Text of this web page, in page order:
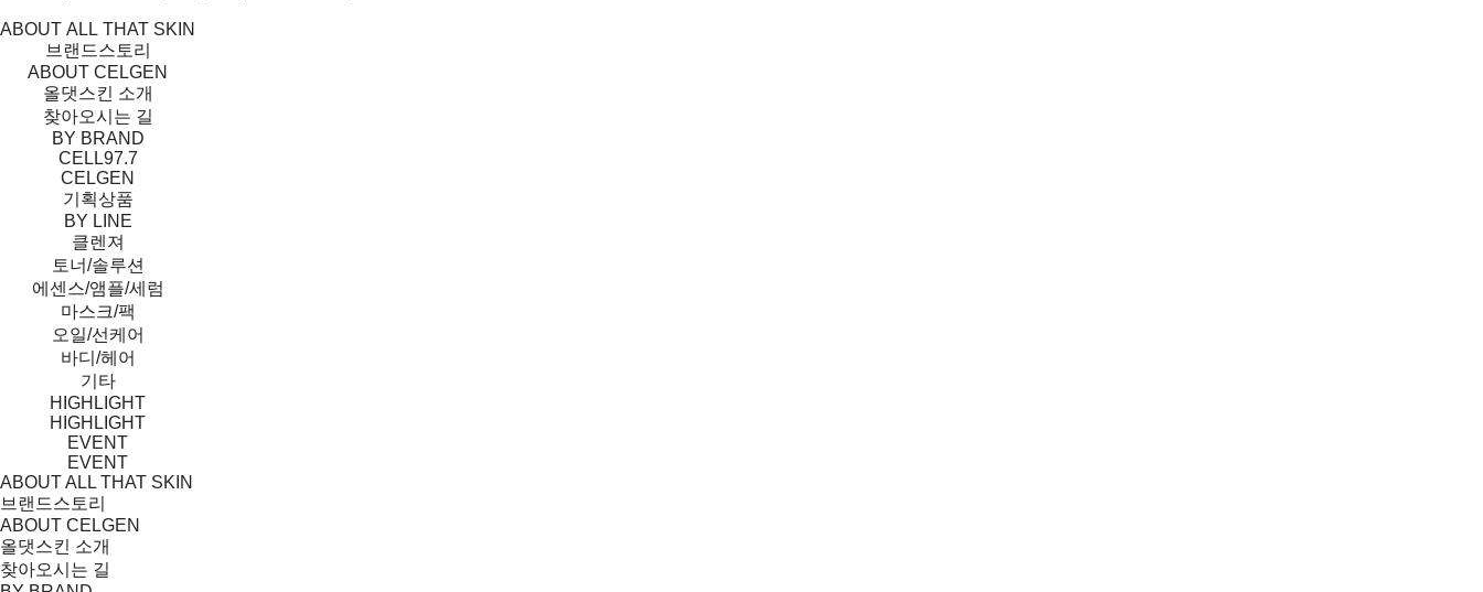
ABOUT ALL THAT SKIN
브랜드스토리
ABOUT CELGEN
올댓스킨 소개
찾아오시는 길
BY BRAND
CELL97.7
CELGEN
기획상품
BY LINE
클렌져
토너/솔루션
에센스/앰플/세럼
마스크/팩
오일/선케어
바디/헤어
기타
HIGHLIGHT
HIGHLIGHT
EVENT
EVENT
ABOUT ALL THAT SKIN
브랜드스토리
ABOUT CELGEN
올댓스킨 소개
찾아오시는 길